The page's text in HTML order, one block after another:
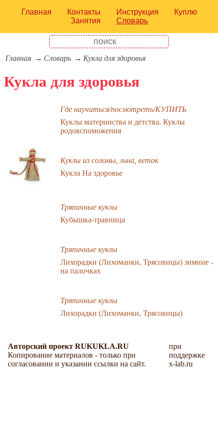
Главная Контакты Инструкция
Куплю
Занятия
Словарь
Главная Словарь Кукла для здоровья
Кукла для здоровья
Где научиться/посмотреть/КУПИТЬ
Куклы материнства и детства. Куклы
родовспоможения
Куклы из соломы, льна, веток
Кукла На здоровье
Тряпичные куклы
Кубышка-травница
Тряпичные куклы
Лихорадки (Лихоманки, Трясовицы) зимние -
на палочках
Тряпичные куклы
Лихорадки (Лихоманки, Трясовицы)
Авторский проект RUKUKLA.RU
Копирование материалов - только при
согласовании и указании ссылки на сайт.
при
поддержке
x-lab.ru